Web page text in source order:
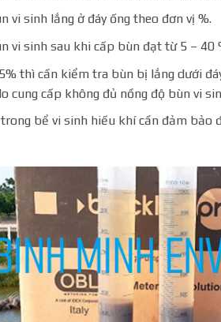
vi sinh lắng ở đáy ống theo đơn vị %.
vi sinh sau khi cấp bùn đạt từ 5 – 40
thì cần kiểm tra bùn bị lắng dưới
cung cấp không đủ nồng độ bùn vi
bể vi sinh hiếu khí cần đảm bảo